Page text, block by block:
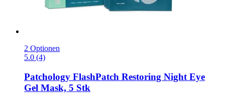
2 Optionen
5.0 (4)
Patchology FlashPatch Restoring Night Eye
Gel Mask, 5 Stk